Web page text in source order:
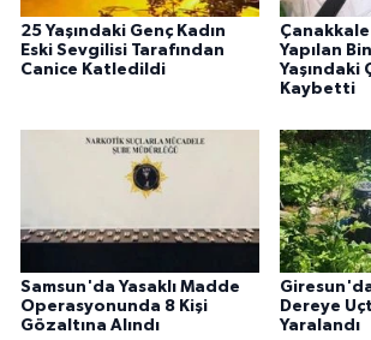
25 Yaşındaki Genç Kadın
Eski Sevgilisi Tarafından
Canice Katledildi
Yapılan
Yaşındaki
Kaybetti
Samsun'da Yasaklı Madde
Operasyonunda 8 Kişi
Gözaltına Alındı
Dereye
Yaralandı